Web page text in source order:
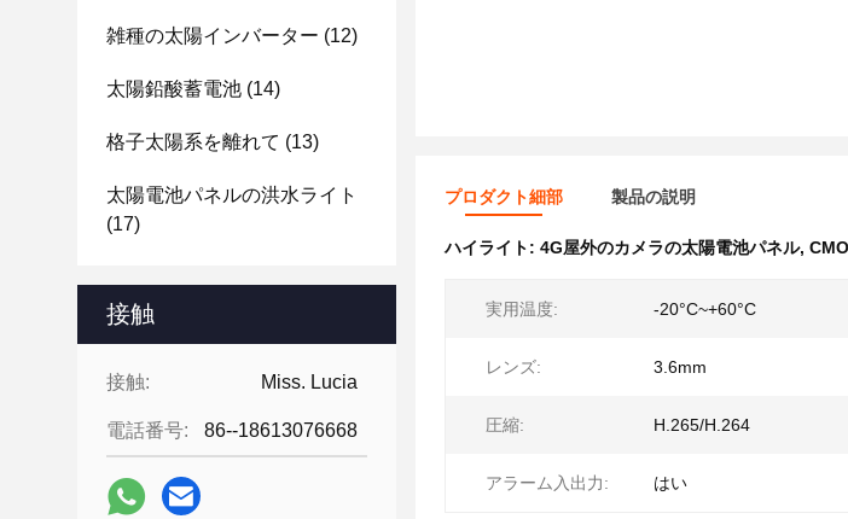
雑種の太陽インバーター (12)
太陽鉛酸蓄電池 (14)
格子太陽系を離れて (13)
太陽電池パネルの洪水ライト
(17)
接触
接触: Miss. Lucia
電話番号: 86--18613076668
プロダクト細部 製品の説明
ハイライト: 4G屋外のカメラの太陽電池パネル,
実用温度: -20°C~+60°C
レンズ: 3.6mm
圧縮: H.265/H.264
アラーム入出力: はい